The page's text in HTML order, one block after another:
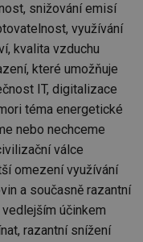
snižování emisí
využívání
kvalita vzduchu
které umožňuje
IT, digitalizace
téma energetické
nebo nechceme
válce
omezení využívání
a současně razantní
účinkem
razantní snížení